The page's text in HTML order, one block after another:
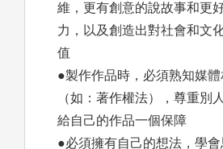
維，更有創意的說故事和更
力，以及創造出對社會和文
值
●製作作品時，必須熟知媒
（如：著作權法），尊重別
給自己的作品一個保障
●必須擁有自己的想法，學